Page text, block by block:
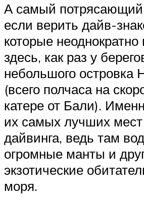
А самый потрясающий
если верить дайв-
которые
здесь, как раз у
небольшого островка
(всего полчаса на
катере от Бали).
их самых лучших
дайвинга, ведь там
огромные манты и
экзотические
моря.